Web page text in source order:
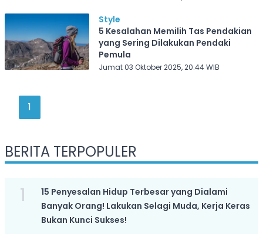
Style
5 Kesalahan Memilih Tas Pendakian
yang Sering Dilakukan Pendaki
Pemula
Jumat 03 Oktober 2025, 20:44 WIB
1
BERITA TERPOPULER
1
15 Penyesalan Hidup Terbesar yang Dialami
Banyak Orang! Lakukan Selagi Muda, Kerja Keras
Bukan Kunci Sukses!